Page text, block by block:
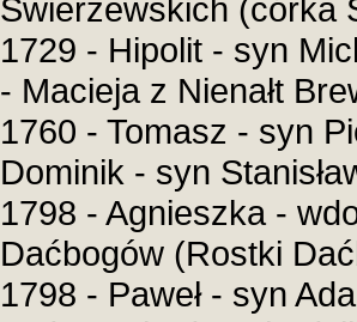
Świerżewskich (córka
1729 - Hipolit - syn
- Macieja z Nienałt
1760 - Tomasz - syn
Dominik - syn
1798 - Agnieszka -
Daćbogów (Rostki
1798 - Paweł - syn